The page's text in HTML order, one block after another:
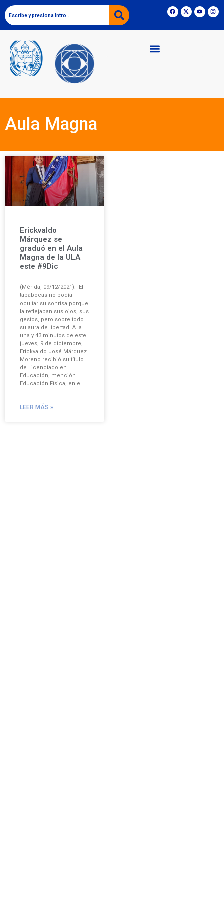
Aula Magna
Erickvaldo
Márquez se
graduó en el Aula
Magna de la ULA
este #9Dic
(Mérida, 09/12/2021).- El
tapabocas no podía
ocultar su sonrisa porque
la reflejaban sus ojos, sus
gestos, pero sobre todo
su aura de libertad. A la
una y 43 minutos de este
jueves, 9 de diciembre,
Erickvaldo José Márquez
Moreno recibió su título
de Licenciado en
Educación, mención
Educación Física, en el
LEER MÁS »